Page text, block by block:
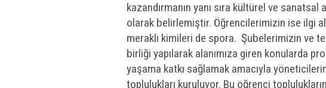
kazandırmanın yanı sıra kültürel ve
olarak belirlemiştir. Öğrencilerimizin ise ilgi
meraklı kimileri de spora. Şubelerimizin ve
birliği yapılarak alanımıza giren konularda
yaşama katkı sağlamak amacıyla
toplulukları kuruluyor. Bu öğrenci